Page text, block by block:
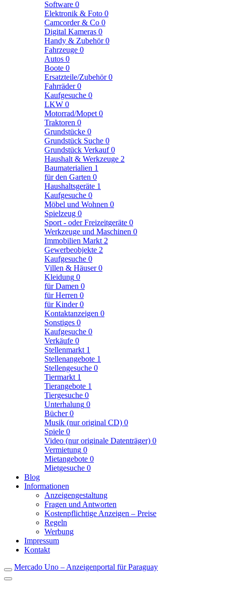
Software 0
Elektronik & Foto 0
Camcorder & Co 0
Digital Kameras 0
Handy & Zubehör0
Fahrzeuge 0
Autos 0
Boote 0
Ersatzteile/Zubehör0
Fahrräder0
Kaufgesuche 0
LKW 0
Motorrad/Mopet 0
Traktoren 0
Grundstücke 0
Grundstück Suche 0
Grundstück Verkauf0
Haushalt & Werkzeuge 2
Baumaterialien 1
für den Garten 0
Haushaltsgeräte 1
Kaufgesuche 0
Möbel und Wohnen 0
Spielzeug 0
Sport - oder Freizeitgeräte 0
Werkzeuge und Maschinen 0
Immobilien Markt 2
Gewerbeobjekte 2
Kaufgesuche 0
Villen & Häuser0
Kleidung 0
für Damen 0
für Herren 0
für Kinder0
Kontaktanzeigen 0
Sonstiges 0
Kaufgesuche 0
Verkäufe 0
Stellenmarkt 1
Stellenangebote 1
Stellengesuche 0
Tiermarkt 1
Tierangebote 1
Tiergesuche 0
Unterhalung 0
Bücher0
Musik (nur original CD) 0
Spiele 0
Video (nur originale Datenträger) 0
Vermietung 0
Mietangebote 0
Mietgesuche 0
Blog
Informationen
Anzeigengestaltung
Fragen und Antworten
Kostenpflichtige Anzeigen – Preise
Regeln
Werbung
Impressum
Kontakt
Mercado Uno – Anzeigenportal für Paraguay